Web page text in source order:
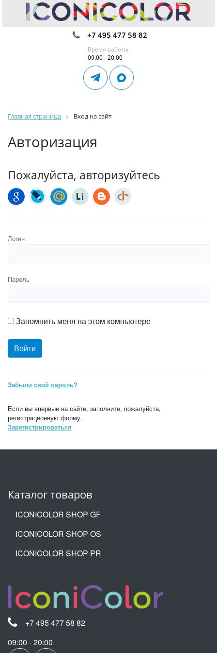
+7 495 477 58 82
Время работы:
09:00 - 20:00
Главная страница Вход на сайт
Авторизация
Пожалуйста, авторизуйтесь
Логин
Пароль
Запомнить меня на этом компьютере
Забыли свой пароль?
Если вы впервые на сайте, заполните, пожалуйста,
регистрационную форму.
Зарегистрироваться
Каталог товаров
ICONICOLOR SHOP GF
ICONICOLOR SHOP OS
ICONICOLOR SHOP PR
+7 495 477 58 82
09:00 - 20:00